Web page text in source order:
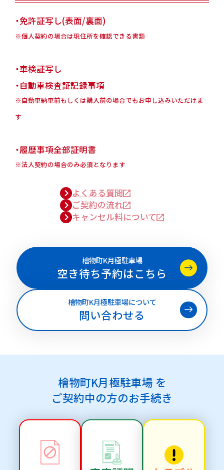
・免許証写し(表面/裏面)
※個人契約の場合は現住所を確認できる書類
・車検証写し
・自動車検査証記録事項
※自動車納車前もしくは購入前の場合でもお申し込みいただけま
す
・履歴事項全部証明書
※法人契約の場合のみ必須となります
よくある質問
ご契約の流れ
キャンセル料について
檜物町K月極駐車場
空き待ち予約はこちら
檜物町K月極駐車場について
問い合わせる
檜物町K月極駐車場 を
ご契約中の方のお手続き